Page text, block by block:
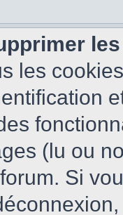
les
(lu ou
Si